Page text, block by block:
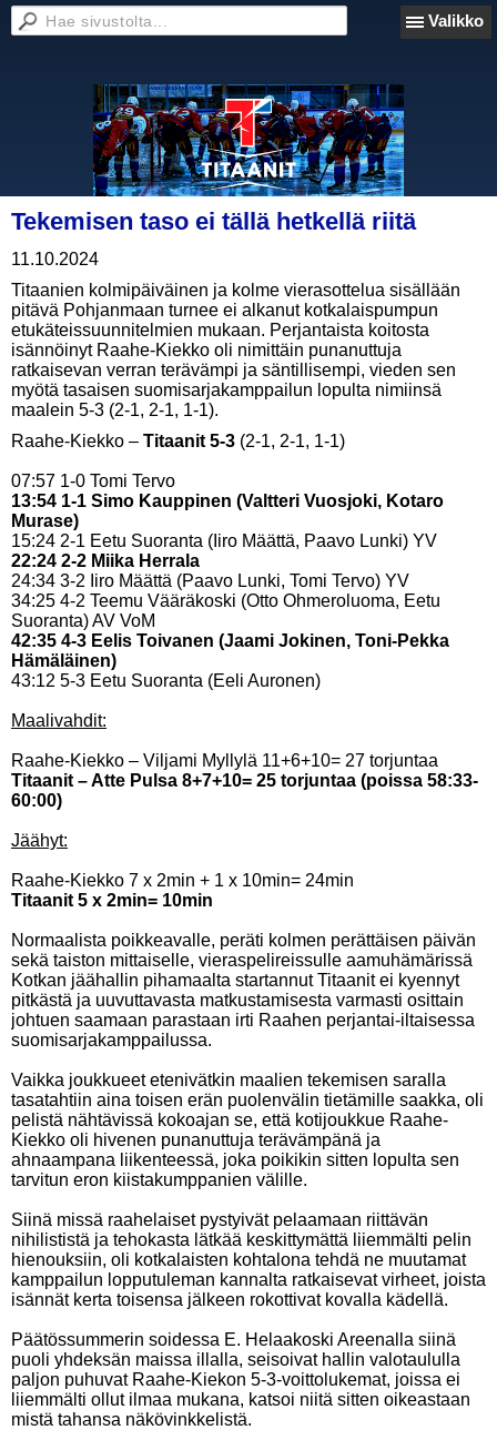
Valikko
Tekemisen taso ei tällä hetkellä riitä
11.10.2024
Titaanien kolmipäiväinen ja kolme vierasottelua sisällään
pitävä Pohjanmaan turnee ei alkanut kotkalaispumpun
etukäteissuunnitelmien mukaan. Perjantaista koitosta
isännöinyt Raahe-Kiekko oli nimittäin punanuttuja
ratkaisevan verran terävämpi ja säntillisempi, vieden sen
myötä tasaisen suomisarjakamppailun lopulta nimiinsä
maalein 5-3 (2-1, 2-1, 1-1).
Raahe-Kiekko – Titaanit 5-3 (2-1, 2-1, 1-1)
07:57 1-0 Tomi Tervo
13:54 1-1 Simo Kauppinen (Valtteri Vuosjoki, Kotaro
Murase)
15:24 2-1 Eetu Suoranta (Iiro Määttä, Paavo Lunki) YV
22:24 2-2 Miika Herrala
24:34 3-2 Iiro Määttä (Paavo Lunki, Tomi Tervo) YV
34:25 4-2 Teemu Vääräkoski (Otto Ohmeroluoma, Eetu
Suoranta) AV VoM
42:35 4-3 Eelis Toivanen (Jaami Jokinen, Toni-Pekka
Hämäläinen)
43:12 5-3 Eetu Suoranta (Eeli Auronen)
Maalivahdit:
Raahe-Kiekko – Viljami Myllylä 11+6+10= 27 torjuntaa
Titaanit – Atte Pulsa 8+7+10= 25 torjuntaa (poissa 58:33-
60:00)
Jäähyt:
Raahe-Kiekko 7 x 2min + 1 x 10min= 24min
Titaanit 5 x 2min= 10min
Normaalista poikkeavalle, peräti kolmen perättäisen päivän
sekä taiston mittaiselle, vieraspelireissulle aamuhämärissä
Kotkan jäähallin pihamaalta startannut Titaanit ei kyennyt
pitkästä ja uuvuttavasta matkustamisesta varmasti osittain
johtuen saamaan parastaan irti Raahen perjantai-iltaisessa
suomisarjakamppailussa.
Vaikka joukkueet etenivätkin maalien tekemisen saralla
tasatahtiin aina toisen erän puolenvälin tietämille saakka, oli
pelistä nähtävissä kokoajan se, että kotijoukkue Raahe-
Kiekko oli hivenen punanuttuja terävämpänä ja
ahnaampana liikenteessä, joka poikikin sitten lopulta sen
tarvitun eron kiistakumppanien välille.
Siinä missä raahelaiset pystyivät pelaamaan riittävän
nihilististä ja tehokasta lätkää keskittymättä liiemmälti pelin
hienouksiin, oli kotkalaisten kohtalona tehdä ne muutamat
kamppailun lopputuleman kannalta ratkaisevat virheet, joista
isännät kerta toisensa jälkeen rokottivat kovalla kädellä.
Päätössummerin soidessa E. Helaakoski Areenalla siinä
puoli yhdeksän maissa illalla, seisoivat hallin valotaululla
paljon puhuvat Raahe-Kiekon 5-3-voittolukemat, joissa ei
liiemmälti ollut ilmaa mukana, katsoi niitä sitten oikeastaan
mistä tahansa näkövinkkelistä.